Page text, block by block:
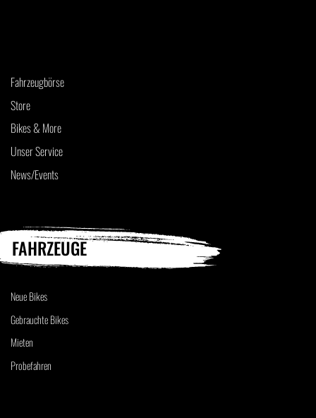
Fahrzeugbörse
Store
Bikes & More
Unser Service
News/Events
FAHRZEUGE
Neue Bikes
Gebrauchte Bikes
Mieten
Probefahren